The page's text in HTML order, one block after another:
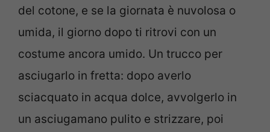
del cotone, e se la giornata è nuvolosa o
umida, il giorno dopo ti ritrovi con un
costume ancora umido. Un trucco per
asciugarlo in fretta: dopo averlo
sciacquato in acqua dolce, avvolgerlo in
un asciugamano pulito e strizzare, poi